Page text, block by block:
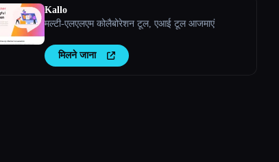
Kallo
मल्टी-एलएलएम कोलैबोरेशन टूल, एआई टूल आजमाएं
मिलने जाना